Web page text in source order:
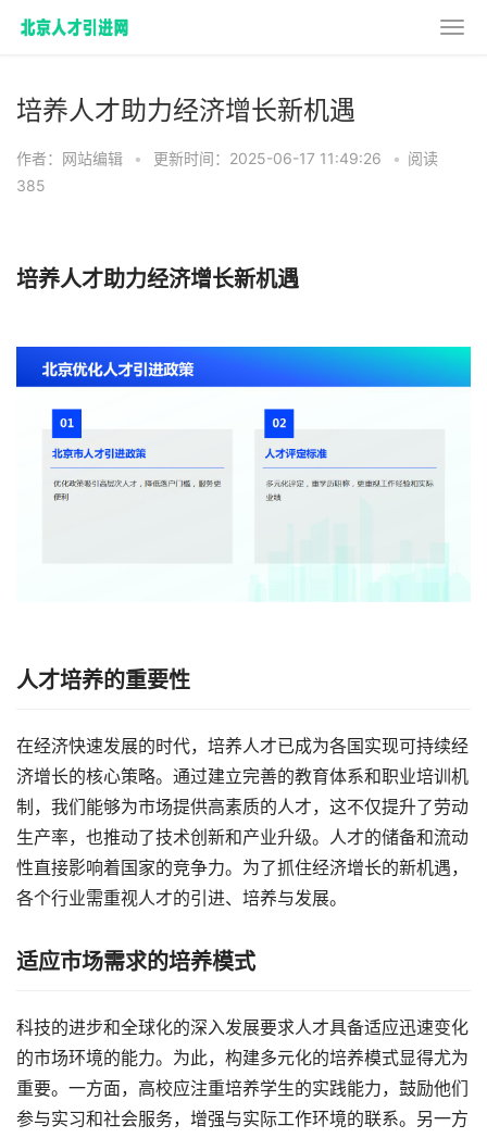
培养人才助力经济增长新机遇
作者：网站编辑 • 更新时间：2025-06-17 11:49:26 • 阅读
385
培养人才助力经济增长新机遇
人才培养的重要性
在经济快速发展的时代，培养人才已成为各国实现可持续经
济增长的核心策略。通过建立完善的教育体系和职业培训机
制，我们能够为市场提供高素质的人才，这不仅提升了劳动
生产率，也推动了技术创新和产业升级。人才的储备和流动
性直接影响着国家的竞争力。为了抓住经济增长的新机遇，
各个行业需重视人才的引进、培养与发展。
适应市场需求的培养模式
科技的进步和全球化的深入发展要求人才具备适应迅速变化
的市场环境的能力。为此，构建多元化的培养模式显得尤为
重要。一方面，高校应注重培养学生的实践能力，鼓励他们
参与实习和社会服务，增强与实际工作环境的联系。另一方